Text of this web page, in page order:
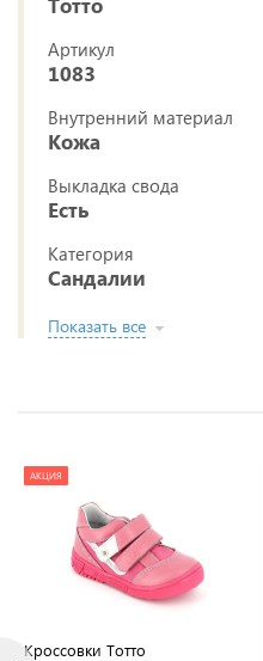
Артикул
1083
Внутренний материал
Кожа
Выкладка свода
Есть
Категория
Сандалии
Показать все
АКЦИЯ
Кроссовки Тотто